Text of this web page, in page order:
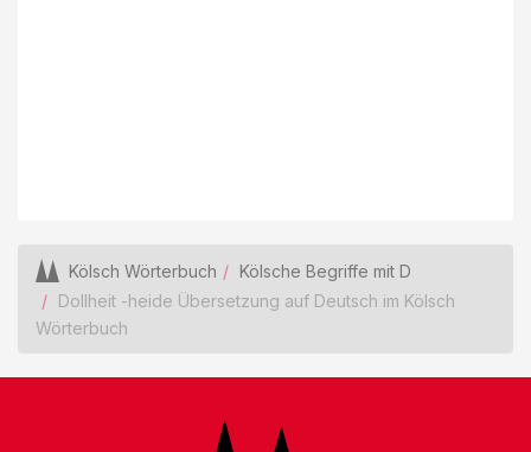
Kölsch Wörterbuch
Kölsche Begriffe mit D
Dollheit -heide Übersetzung auf Deutsch im Kölsch
Wörterbuch